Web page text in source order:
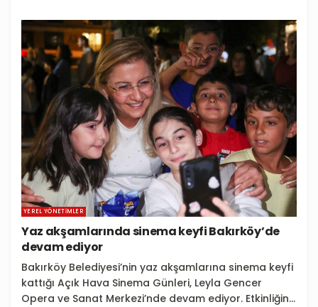
YEREL YÖNETIMLER
Yaz akşamlarında sinema keyfi Bakırköy’de
devam ediyor
Bakırköy Belediyesi’nin yaz akşamlarına sinema keyfi
kattığı Açık Hava Sinema Günleri, Leyla Gencer
Opera ve Sanat Merkezi’nde devam ediyor. Etkinliğin...